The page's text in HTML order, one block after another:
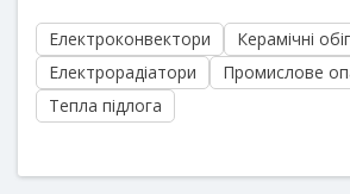
Електроконвектори
Керамічні
Електрорадіатори
Промислове
Тепла підлога